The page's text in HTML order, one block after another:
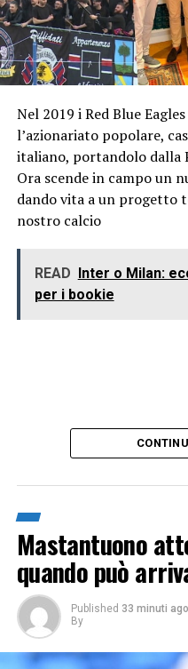
Nel 2019 i Red Blue
l’azionariato popolare,
italiano, portandolo dalla
Ora scende in campo un
dando vita a un progetto
nostro calcio
READ
Inter o Milan:
per i bookie
Mastantuono
quando può
Published 33 minuti ago
By